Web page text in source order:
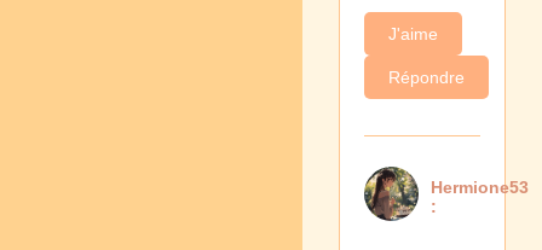
J'aime
Répondre
Hermione53
: